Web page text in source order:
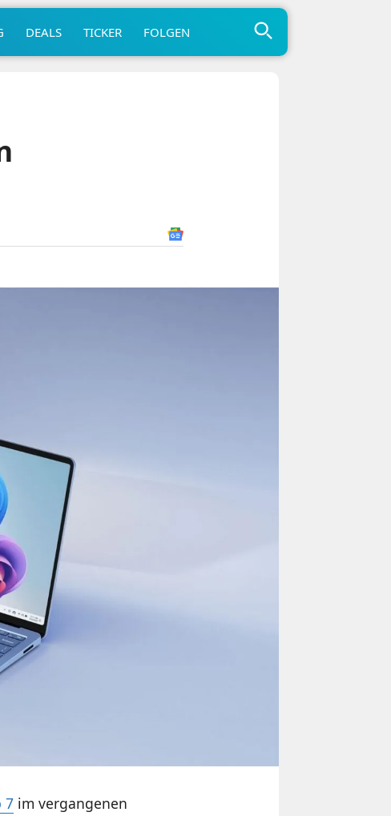
DEALS TICKER FOLGEN
7im vergangenen